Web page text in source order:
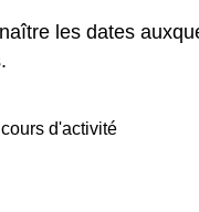
les dates
d'activité